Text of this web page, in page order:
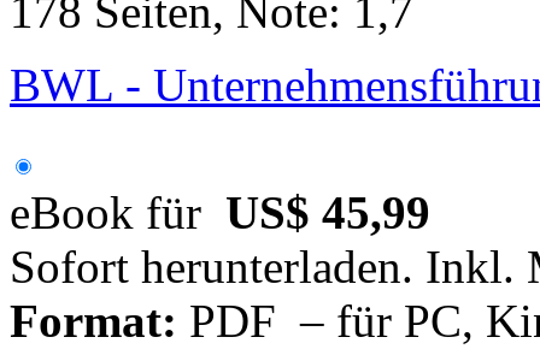
178 Seiten, Note: 1,7
BWL -
eBook für US$ 45,99
Sofort herunterladen. Inkl.
Format: PDF – für PC,